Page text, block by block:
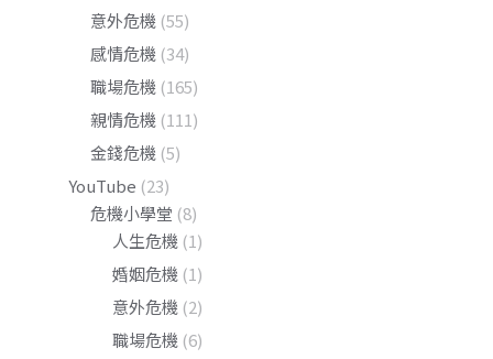
意外危機 (55)
感情危機 (34)
職場危機 (165)
親情危機 (111)
金錢危機 (5)
YouTube (23)
危機小學堂 (8)
人生危機 (1)
婚姻危機 (1)
意外危機 (2)
職場危機 (6)